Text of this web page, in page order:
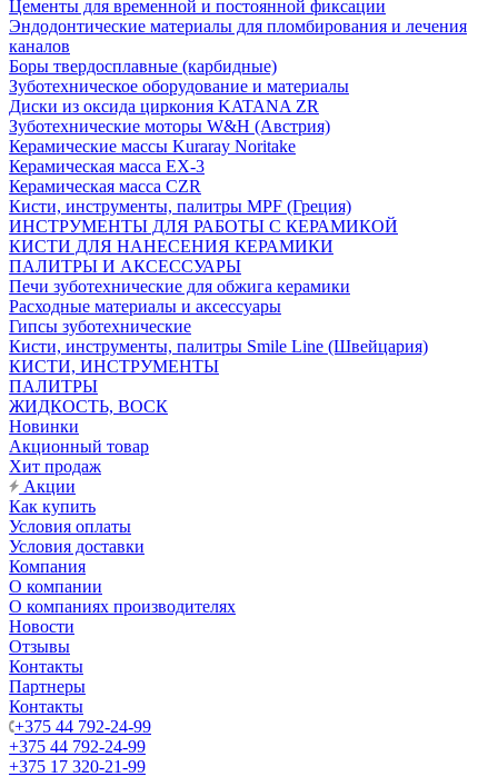
Цементы для временной и постоянной фиксации
Эндодонтические материалы для пломбирования и лечения
каналов
Боры твердосплавные (карбидные)
Зуботехническое оборудование и материалы
Диски из оксида циркония KATANA ZR
Зуботехнические моторы W&H (Австрия)
Керамические массы Kuraray Noritake
Керамическая масса EX-3
Керамическая масса CZR
Кисти, инструменты, палитры MPF (Греция)
ИНСТРУМЕНТЫ ДЛЯ РАБОТЫ С КЕРАМИКОЙ
КИСТИ ДЛЯ НАНЕСЕНИЯ КЕРАМИКИ
ПАЛИТРЫ И АКСЕССУАРЫ
Печи зуботехнические для обжига керамики
Расходные материалы и аксессуары
Гипсы зуботехнические
Кисти, инструменты, палитры Smile Line (Швейцария)
КИСТИ, ИНСТРУМЕНТЫ
ПАЛИТРЫ
ЖИДКОСТЬ, ВОСК
Новинки
Акционный товар
Хит продаж
Акции
Как купить
Условия оплаты
Условия доставки
Компания
О компании
О компаниях производителях
Новости
Отзывы
Контакты
Партнеры
Контакты
+375 44 792-24-99
+375 44 792-24-99
+375 17 320-21-99